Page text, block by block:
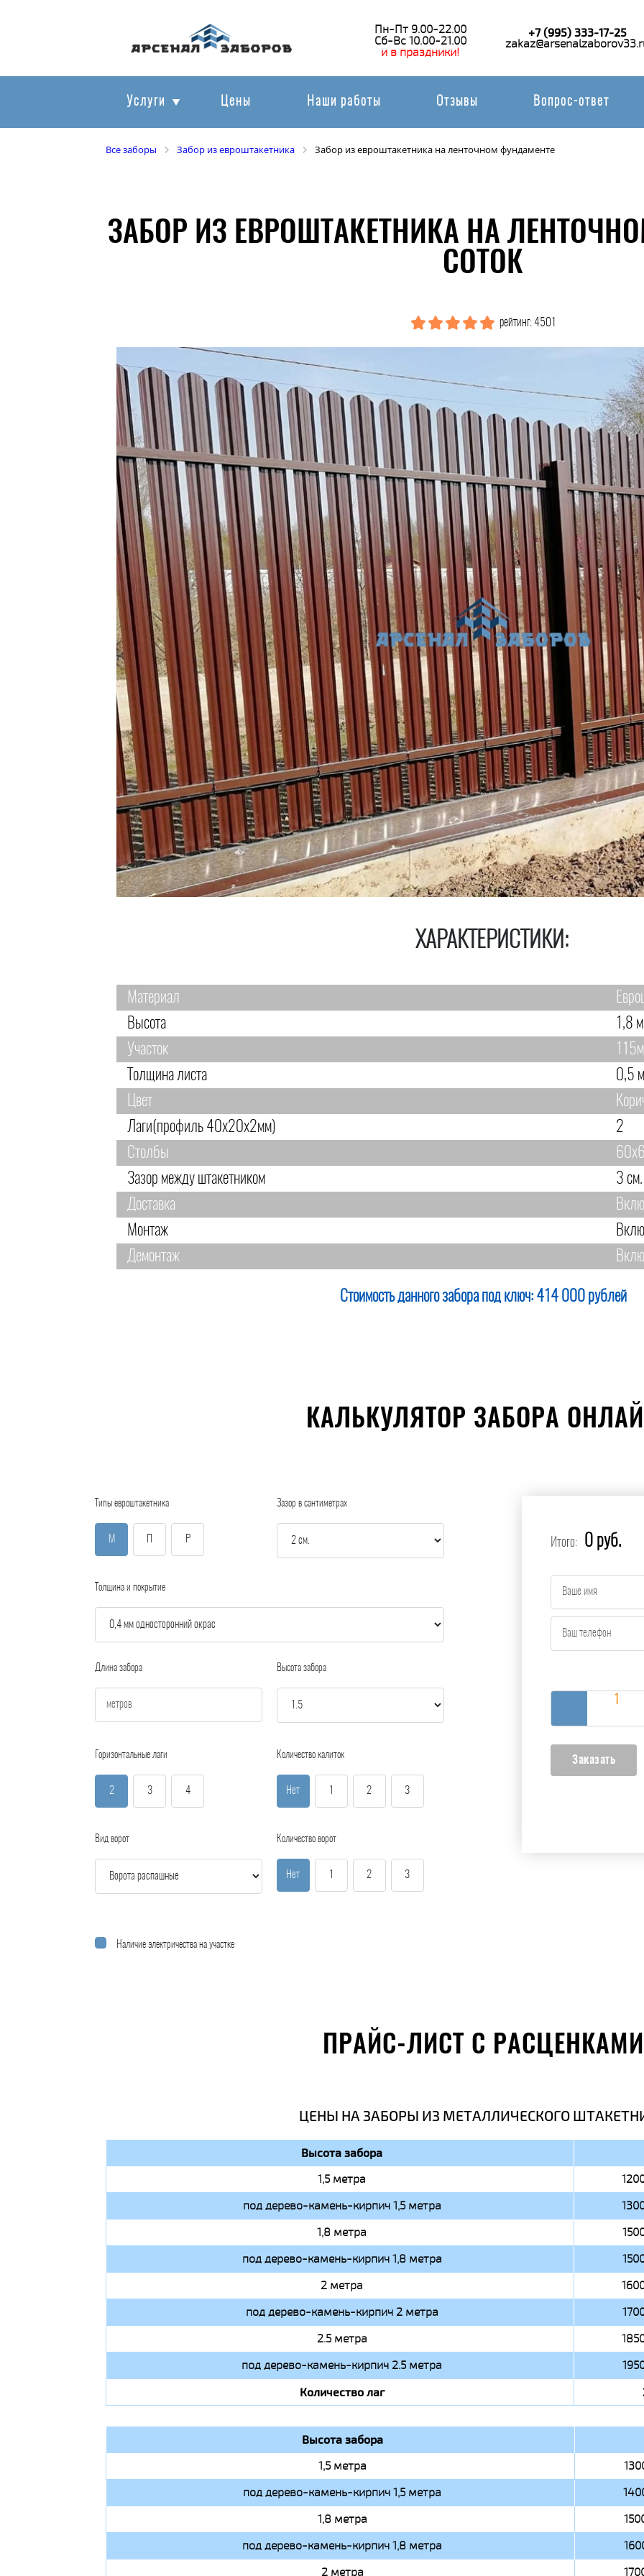
Пн-Пт 9.00-22.00
Сб-Вс 10.00-21.00
и в праздники!
+7 (995) 333-17-25
Услуги Цены Наши работы Отзывы Вопрос-ответ
Все заборы Забор из евроштакетника Забор из евроштакетника на ленточном фундаменте
ЗАБОР ИЗ ЕВРОШТАКЕТНИКА НА
СОТОК
рейтинг: 4501
ХАРАКТЕРИСТИКИ:
Материал
Высота
1,8
Участок
115м
Толщина листа
0,5
Цвет
Лаги(профиль 40х20х2мм)
2
Столбы
Зазор между штакетником
3 см.
Доставка
Монтаж
Демонтаж
Стоимость данного забора под ключ: 414 000 рублей
КАЛЬКУЛЯТОР ЗАБОРА
Типы евроштакетника
М Р
Зазор в сантиметрах
Толщина и покрытие
Длина забора Высота забора
Горизонтальные лаги
2 3 4
Количество калиток
Нет 2 3
Вид ворот Количество ворот
Нет 2 3
Наличие электричества на участке
Итого: 0 руб.
ПРАЙС-ЛИСТ С РАСЦЕНКАМИ
ЦЕНЫ НА ЗАБОРЫ ИЗ МЕТАЛЛИЧЕСКОГО
Высота забора
1,5 метра
под дерево-камень-кирпич 1,5 метра
1,8 метра
под дерево-камень-кирпич 1,8 метра
2 метра
под дерево-камень-кирпич 2 метра
2.5 метра
под дерево-камень-кирпич 2.5 метра
Количество лаг
Высота забора
1,5 метра
под дерево-камень-кирпич 1,5 метра
1,8 метра
под дерево-камень-кирпич 1,8 метра
2 метра